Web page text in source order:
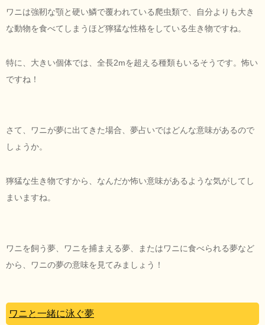
ワニは強靭な顎と硬い鱗で覆われている爬虫類で、自分よりも大き
な動物を食べてしまうほど獰猛な性格をしている生き物ですね。
特に、大きい個体では、全長2mを超える種類もいるそうです。怖い
ですね！
さて、ワニが夢に出てきた場合、夢占いではどんな意味があるので
しょうか。
獰猛な生き物ですから、なんだか怖い意味があるような気がしてし
まいますね。
ワニを飼う夢、ワニを捕まえる夢、またはワニに食べられる夢など
から、ワニの夢の意味を見てみましょう！
ワニと一緒に泳ぐ夢